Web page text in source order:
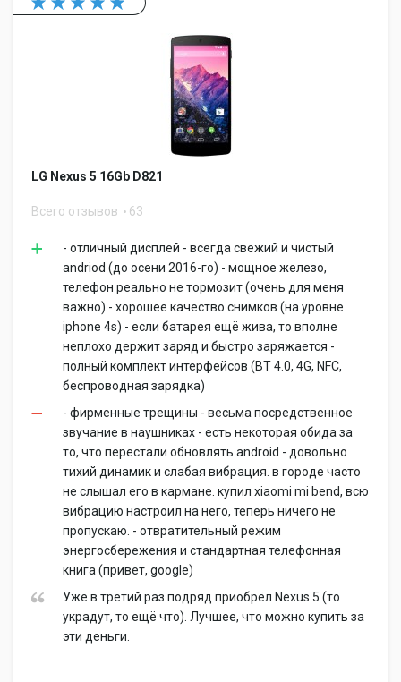
LG Nexus 5 16Gb D821
Всего отзывов 63
- отличный дисплей - всегда свежий и чистый
andriod (до осени 2016-го) - мощное железо,
телефон реально не тормозит (очень для меня
важно) - хорошее качество снимков (на уровне
iphone 4s) - если батарея ещё жива, то вполне
неплохо держит заряд и быстро заряжается -
полный комплект интерфейсов (BT 4.0, 4G, NFC,
беспроводная зарядка)
- фирменные трещины - весьма посредственное
звучание в наушниках - есть некоторая обида за
то, что перестали обновлять android - довольно
тихий динамик и слабая вибрация. в городе часто
не слышал его в кармане. купил xiaomi mi bend, всю
вибрацию настроил на него, теперь ничего не
пропускаю. - отвратительный режим
энергосбережения и стандартная телефонная
книга (привет, google)
Уже в третий раз подряд приобрёл Nexus 5 (то
украдут, то ещё что). Лучшее, что можно купить за
эти деньги.